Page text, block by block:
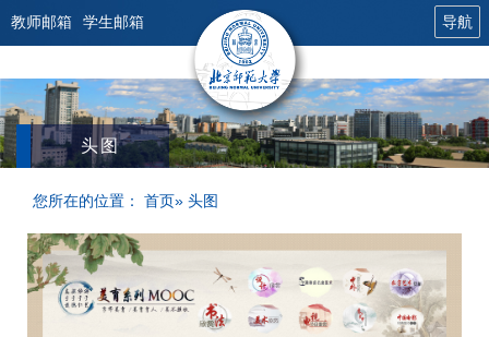
教师邮箱 学生邮箱 导航
头图
您所在的位置： 首页» 头图